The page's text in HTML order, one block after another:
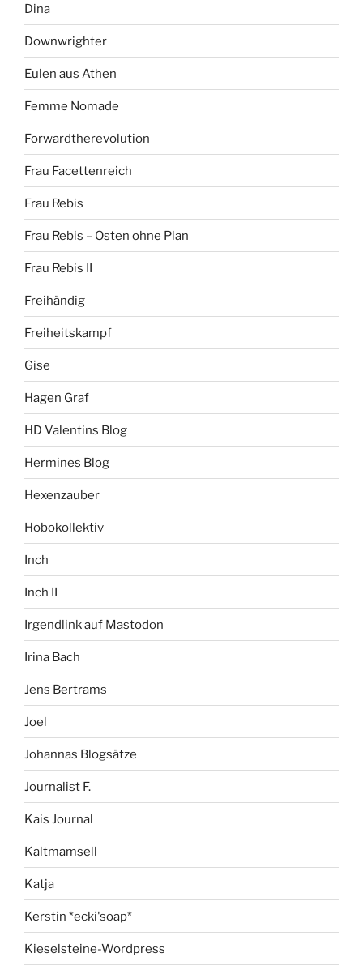
Dina
Downwrighter
Eulen aus Athen
Femme Nomade
Forwardtherevolution
Frau Facettenreich
Frau Rebis
Frau Rebis – Osten ohne Plan
Frau Rebis II
Freihändig
Freiheitskampf
Gise
Hagen Graf
HD Valentins Blog
Hermines Blog
Hexenzauber
Hobokollektiv
Inch
Inch II
Irgendlink auf Mastodon
Irina Bach
Jens Bertrams
Joel
Johannas Blogsätze
Journalist F.
Kais Journal
Kaltmamsell
Katja
Kerstin *ecki'soap*
Kieselsteine-Wordpress